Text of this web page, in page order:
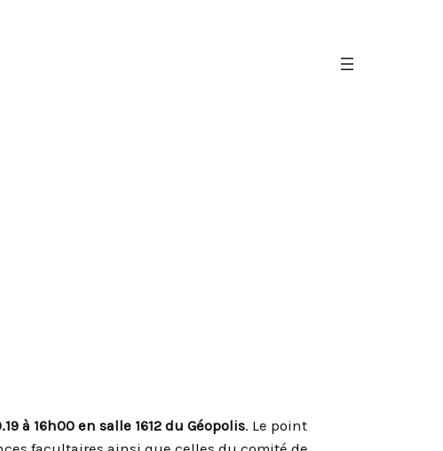
à 16h00 en salle 1612 du Géopolis. Le point